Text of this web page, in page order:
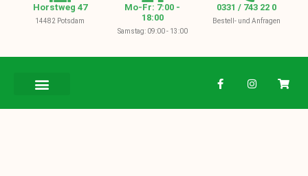
Horstweg 47
14482 Potsdam
Mo-Fr: 7:00 -
18:00
Samstag: 09:00 - 13:00
0331 / 743 22 0
Bestell- und Anfragen